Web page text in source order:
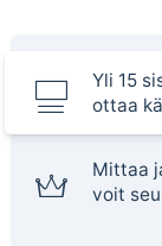
Yli 15
ottaa
Mittaa
voit